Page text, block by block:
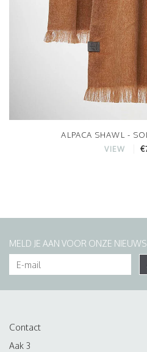
ALPACA SHAWL -
VIEW
MELD JE AAN VOOR ONZE
Contact
Aak 3